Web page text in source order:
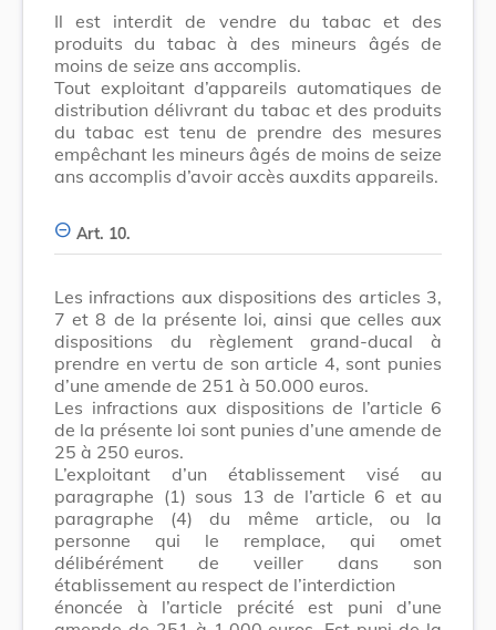
Il est interdit de vendre du tabac et des
produits du tabac à des mineurs âgés de
moins de seize ans accomplis.
Tout exploitant d’appareils automatiques de
distribution délivrant du tabac et des produits
du tabac est tenu de prendre des mesures
empêchant les mineurs âgés de moins de seize
ans accomplis d’avoir accès auxdits appareils.
Art. 10.
Les infractions aux dispositions des articles 3,
7 et 8 de la présente loi, ainsi que celles aux
dispositions du règlement grand-ducal à
prendre en vertu de son article 4, sont punies
d’une amende de 251 à 50.000 euros.
Les infractions aux dispositions de l’article 6
de la présente loi sont punies d’une amende de
25 à 250 euros.
L’exploitant d’un établissement visé au
paragraphe (1) sous 13 de l’article 6 et au
paragraphe (4) du même article, ou la
personne qui le remplace, qui omet
délibérément de veiller dans son
établissement au respect de l’interdiction
énoncée à l’article précité est puni d’une